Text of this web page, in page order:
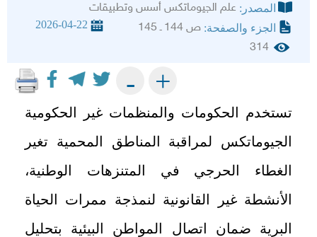
المصدر: علم الجيوماتكس أسس وتطبيقات
الجزء والصفحة: ص 144 ـ 145 2026-04-22
314
+
-
تستخدم الحكومات والمنظمات غير الحكومية
الجيوماتكس لمراقبة المناطق المحمية تغير
الغطاء الحرجي في المتنزهات الوطنية،
الأنشطة غير القانونية لنمذجة ممرات الحياة
البرية ضمان اتصال المواطن البيئية بتحليل